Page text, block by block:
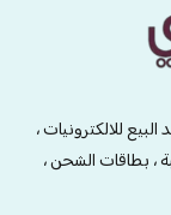
للالكترونيات ،
، بطاقات الشحن ،